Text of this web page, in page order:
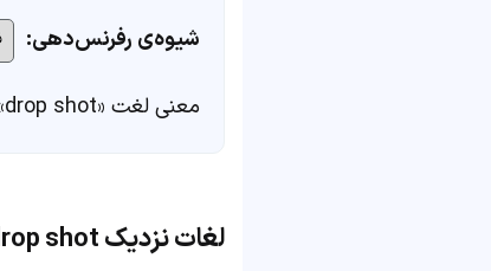
شیوه‌ی رفرنس‌دهی:
معنی لغت «drop shot» در
لغات نزدیک drop shot